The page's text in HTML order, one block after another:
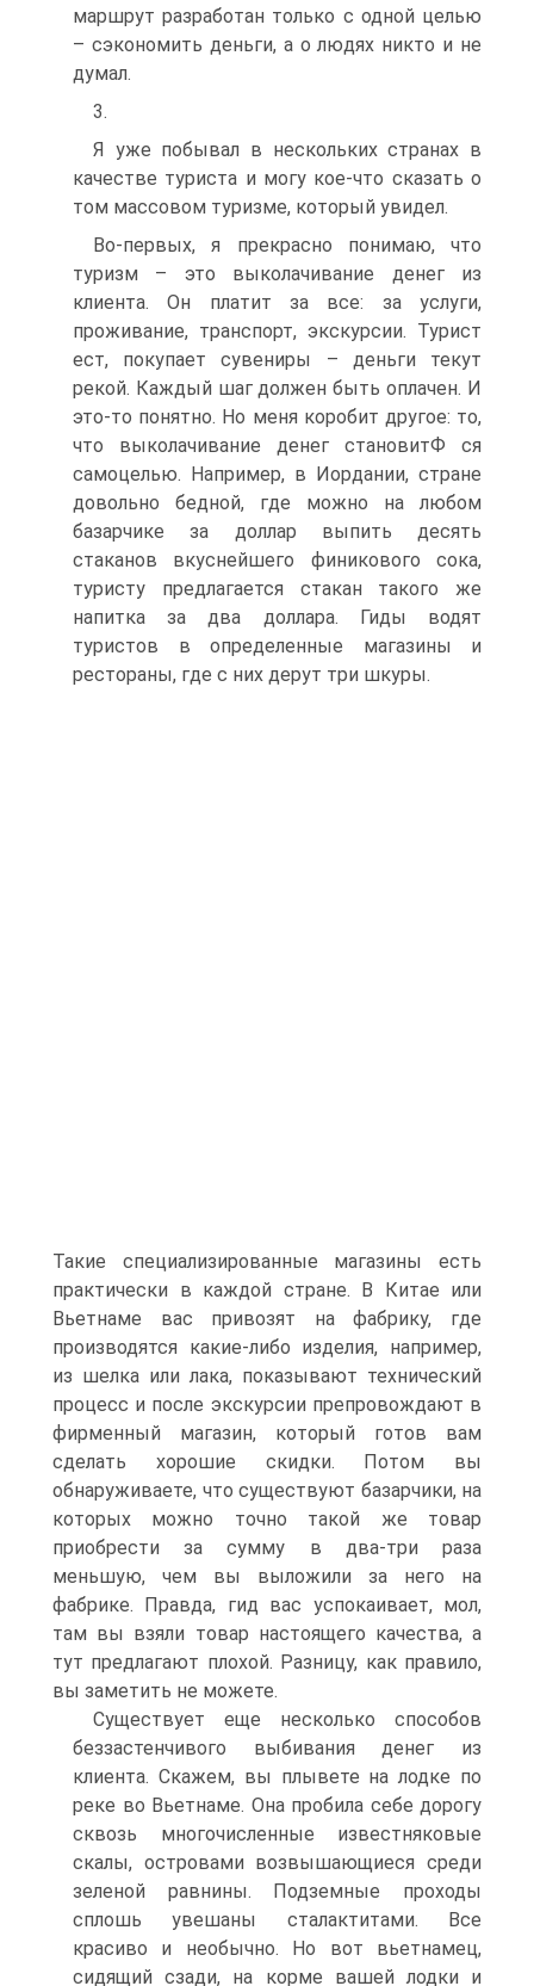
маршрут разработан только с одной целью
– сэкономить деньги, а о людях никто и не
думал.
3.
Я уже побывал в нескольких странах в
качестве туриста и могу кое-что сказать о
том массовом туризме, который увидел.
Во-первых, я прекрасно понимаю, что
туризм – это выколачивание денег из
клиента. Он платит за все: за услуги,
проживание, транспорт, экскурсии. Турист
ест, покупает сувениры – деньги текут
рекой. Каждый шаг должен быть оплачен. И
это-то понятно. Но меня коробит другое: то,
что выколачивание денег становитФ ся
самоцелью. Например, в Иордании, стране
довольно бедной, где можно на любом
базарчике за доллар выпить десять
стаканов вкуснейшего финикового сока,
туристу предлагается стакан такого же
напитка за два доллара. Гиды водят
туристов в определенные магазины и
рестораны, где с них дерут три шкуры.
Такие специализированные магазины есть
практически в каждой стране. В Китае или
Вьетнаме вас привозят на фабрику, где
производятся какие-либо изделия, например,
из шелка или лака, показывают технический
процесс и после экскурсии препровождают в
фирменный магазин, который готов вам
сделать хорошие скидки. Потом вы
обнаруживаете, что существуют базарчики, на
которых можно точно такой же товар
приобрести за сумму в два-три раза
меньшую, чем вы выложили за него на
фабрике. Правда, гид вас успокаивает, мол,
там вы взяли товар настоящего качества, а
тут предлагают плохой. Разницу, как правило,
вы заметить не можете.
Существует еще несколько способов
беззастенчивого выбивания денег из
клиента. Скажем, вы плывете на лодке по
реке во Вьетнаме. Она пробила себе дорогу
сквозь многочисленные известняковые
скалы, островами возвышающиеся среди
зеленой равнины. Подземные проходы
сплошь увешаны сталактитами. Все
красиво и необычно. Но вот вьетнамец,
сидящий сзади, на корме вашей лодки и